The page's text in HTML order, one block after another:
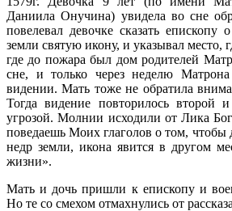
Даниила Онучина) увидела во сне
повелевал девочке сказать
земли святую икону, и указывал место,
где до пожара был дом родителей
сне, и только через неделю Матрона
видении. Мать тоже не обратила
Тогда видение повторилось второй
угрозой. Молнии исходили от Лика
поведаешь Моих глаголов о том,
недр земли, икона явится в другом
жизни».
Мать и дочь пришли к епископу и
Но те со смехом отмахнулись от